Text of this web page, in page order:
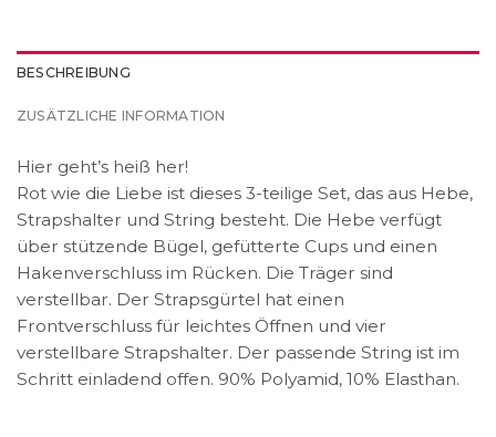
BESCHREIBUNG
ZUSÄTZLICHE INFORMATION
Hier geht’s heiß her!
Rot wie die Liebe ist dieses 3-teilige Set, das aus Hebe,
Strapshalter und String besteht. Die Hebe verfügt
über stützende Bügel, gefütterte Cups und einen
Hakenverschluss im Rücken. Die Träger sind
verstellbar. Der Strapsgürtel hat einen
Frontverschluss für leichtes Öffnen und vier
verstellbare Strapshalter. Der passende String ist im
Schritt einladend offen. 90% Polyamid, 10% Elasthan.